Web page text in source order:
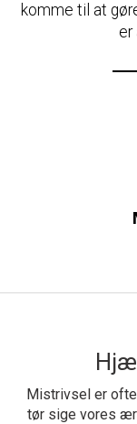
komme til at
er
Mistrivsel er
tør sige vores